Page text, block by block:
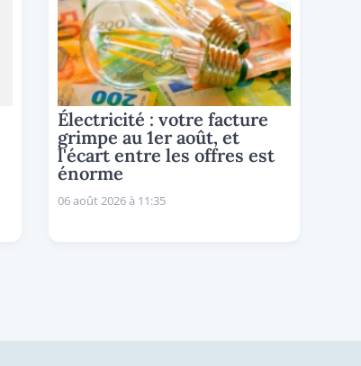
Électricité : votre facture
grimpe au 1er août, et
l'écart entre les offres est
énorme
06 août 2026 à 11:35